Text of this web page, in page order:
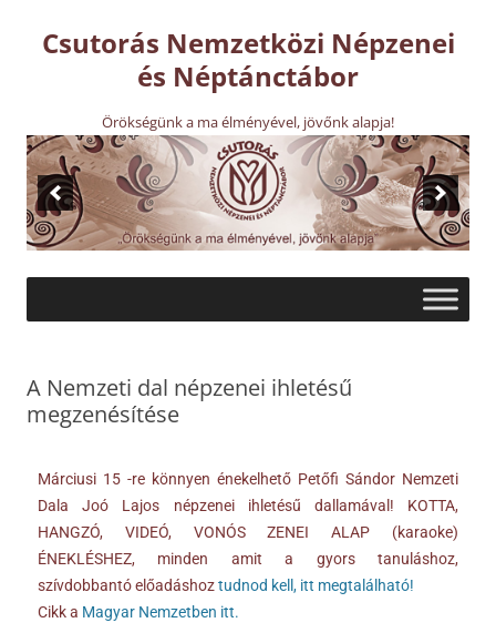
Csutorás Nemzetközi Népzenei
és Néptánctábor
Örökségünk a ma élményével, jövőnk alapja!
A Nemzeti dal népzenei ihletésű
megzenésítése
Márciusi 15 -re könnyen énekelhető Petőfi Sándor Nemzeti
Dala Joó Lajos népzenei ihletésű dallamával! KOTTA,
HANGZÓ, VIDEÓ, VONÓS ZENEI ALAP (karaoke)
ÉNEKLÉSHEZ, minden amit a gyors tanuláshoz,
szívdobbantó előadáshoztudnod kell, itt megtalálható!
Cikk a Magyar Nemzetben itt.